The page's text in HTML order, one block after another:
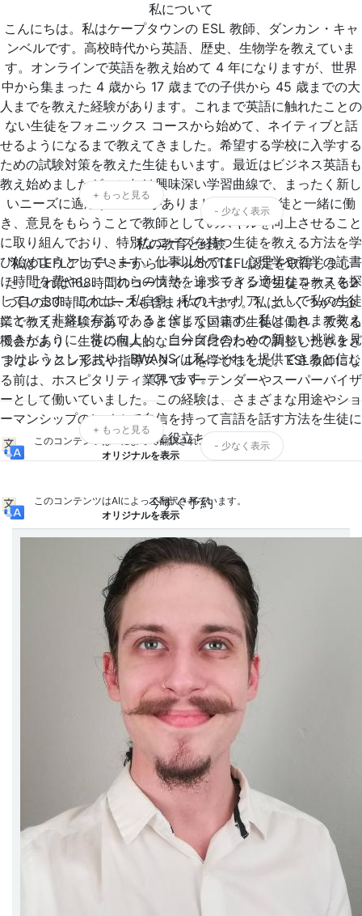
私について
こんにちは。私はケープタウンの ESL 教師、ダンカン・キャ
ンベルです。高校時代から英語、歴史、生物学を教えていま
す。オンラインで英語を教え始めて 4 年になりますが、世界
中から集まった 4 歳から 17 歳までの子供から 45 歳までの大
人までを教えた経験があります。これまで英語に触れたことの
ない生徒をフォニックス コースから始めて、ネイティブと話
せるようになるまで教えてきました。希望する学校に入学する
ための試験対策を教えた生徒もいます。最近はビジネス英語も
教え始めましたが、これは興味深い学習曲線で、まったく新し
いニーズに適応する必要がありました。他の生徒と一緒に働
き、意見をもらうことで教師としてのスキルを向上させること
に取り組んでおり、特別なニーズを持つ生徒を教える方法を学
び始めようとしています。仕事以外では、心理学や哲学の読書
に時間を費やし、これらの情熱を追求できる適切なコースを探
しています。これは、私自身、私のキャリア、そして私の生徒
にとって非常に有益であると信じています。私はこれまで教え
てきたように、常に向上し、自分自身のための新しい挑戦を見
つけようとしており、BWANS は私にそれを提供できると信じ
ています。
このコンテンツはAIによって翻訳されています。
オリジナルを表示
+ もっと見る
- 少なく表示
私の教育と経験
私はTEFLアカデミーからレベル5のTEFL認定を取得しまし
た。これは168時間のコースで、オンラインで生徒を教える2
つ目の30時間のコースも含まれています。私はいくつかの企
業で教えた経験があり、さまざまな国籍の生徒と働き、教える
機会があり、生徒の個人的なニーズに合わせて調整したさまざ
まなレッスン形式や指導スタイルを学びました。ESL教師にな
る前は、ホスピタリティ業界でバーテンダーやスーパーバイザ
ーとして働いていました。この経験は、さまざまな用途やショ
ーマンシップのレベルで自信を持って言語を話す方法を生徒に
教えるのに役立ちました。
このコンテンツはAIによって翻訳されています。
オリジナルを表示
+ もっと見る
- 少なく表示
今すぐ予約